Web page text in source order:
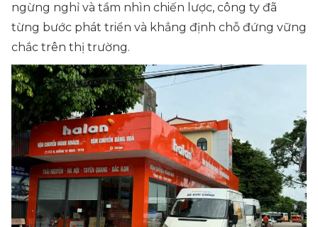
ngừng nghỉ và tầm nhìn chiến lược, công ty đã
từng bước phát triển và khẳng định chỗ đứng vững
chắc trên thị trường.